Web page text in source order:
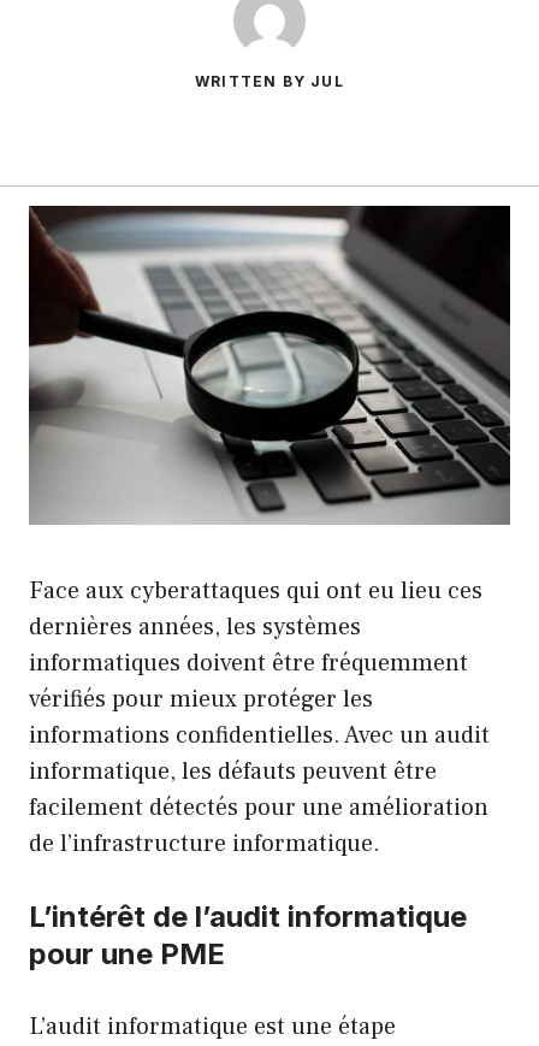
WRITTEN BY JUL
Face aux cyberattaques qui ont eu lieu ces
dernières années, les systèmes
informatiques doivent être fréquemment
vérifiés pour mieux protéger les
informations confidentielles. Avec un audit
informatique, les défauts peuvent être
facilement détectés pour une amélioration
de l’infrastructure informatique.
L’intérêt de l’audit informatique
pour une PME
L’audit informatique est une étape